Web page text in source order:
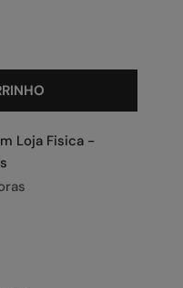
Loja Fisica -